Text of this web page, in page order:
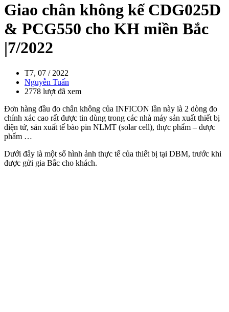
Giao chân không kế CDG025D
& PCG550 cho KH miền Bắc
|7/2022
T7, 07 / 2022
Nguyễn Tuấn
2778 lượt đã xem
Đơn hàng đầu đo chân không của INFICON lần này là 2 dòng đo
chính xác cao rất được tin dùng trong các nhà máy sản xuất thiết bị
điện tử, sản xuất tế bào pin NLMT (solar cell), thực phẩm – dược
phẩm …
Dưới đây là một số hình ảnh thực tế của thiết bị tại DBM, trước khi
được gửi gia Bắc cho khách.